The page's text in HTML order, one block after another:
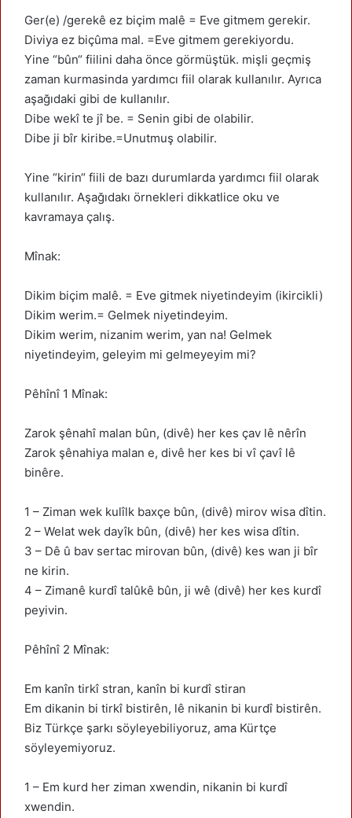
Ger(e) /gerekê ez biçim malê = Eve gitmem gerekir.
Diviya ez biçûma mal. =Eve gitmem gerekiyordu.
Yine “bûn“ fiilini daha önce görmüştük. mişli geçmiş
zaman kurmasinda yardımcı fiil olarak kullanılır. Ayrıca
aşağıdaki gibi de kullanılır.
Dibe wekî te jî be. = Senin gibi de olabilir.
Dibe ji bîr kiribe.=Unutmuş olabilir.
Yine “kirin“ fiili de bazı durumlarda yardımcı fiil olarak
kullanılır. Aşağıdakı örnekleri dikkatlice oku ve
kavramaya çalış.
Mînak:
Dikim biçim malê. = Eve gitmek niyetindeyim (ikircikli)
Dikim werim.= Gelmek niyetindeyim.
Dikim werim, nizanim werim, yan na! Gelmek
niyetindeyim, geleyim mi gelmeyeyim mi?
Pêhînî 1 Mînak:
Zarok şênahî malan bûn, (divê) her kes çav lê nêrîn
Zarok şênahiya malan e, divê her kes bi vî çavî lê
binêre.
1 – Ziman wek kulîlk baxçe bûn, (divê) mirov wisa dîtin.
2 – Welat wek dayîk bûn, (divê) her kes wisa dîtin.
3 – Dê û bav sertac mirovan bûn, (divê) kes wan ji bîr
ne kirin.
4 – Zimanê kurdî talûkê bûn, ji wê (divê) her kes kurdî
peyivin.
Pêhînî 2 Mînak:
Em kanîn tirkî stran, kanîn bi kurdî stiran
Em dikanin bi tirkî bistirên, lê nikanin bi kurdî bistirên.
Biz Türkçe şarkı söyleyebiliyoruz, ama Kürtçe
söyleyemiyoruz.
1 – Em kurd her ziman xwendin, nikanin bi kurdî
xwendin.